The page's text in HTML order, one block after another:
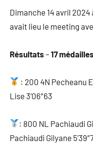
Dimanche 14 avril
avait lieu le meeting
Résultats – 17
: 200 4N Pecheanu
Lise 3’06″63
: 800 NL Pachiaudi
Pachiaudi Gilyane